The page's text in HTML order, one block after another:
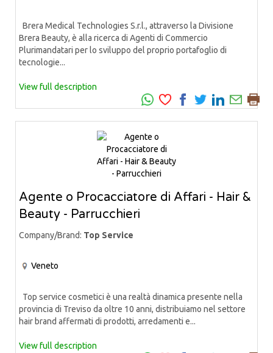
Brera Medical Technologies S.r.l., attraverso la Divisione
Brera Beauty, è alla ricerca di Agenti di Commercio
Plurimandatari per lo sviluppo del proprio portafoglio di
tecnologie...
View full description
Agente o Procacciatore di Affari - Hair &
Beauty - Parrucchieri
Company/Brand: Top Service
Veneto
Top service cosmetici è una realtà dinamica presente nella
provincia di Treviso da oltre 10 anni, distribuiamo nel settore
hair brand affermati di prodotti, arredamenti e...
View full description